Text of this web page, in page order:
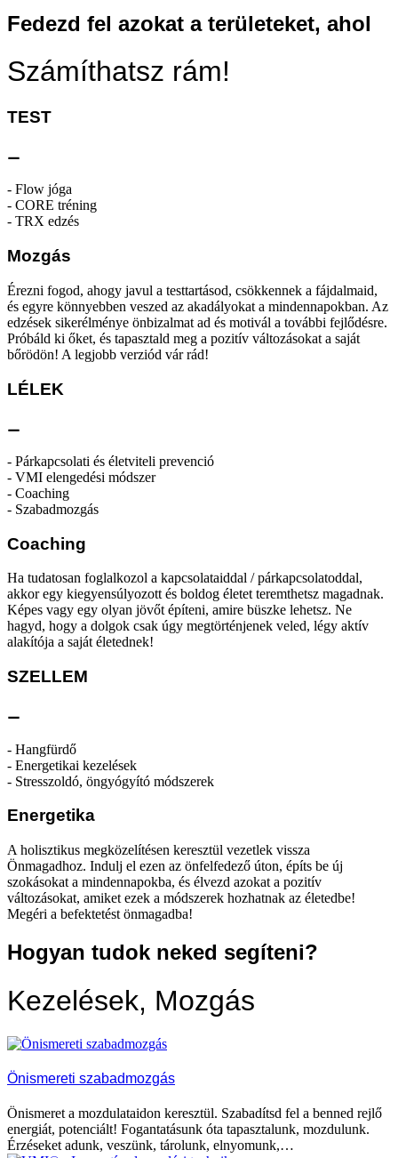
Fedezd fel azokat a területeket, ahol
Számíthatsz rám!
TEST
⚊
- Flow jóga
- CORE tréning
- TRX edzés
Mozgás
Érezni fogod, ahogy javul a testtartásod, csökkennek a fájdalmaid,
és egyre könnyebben veszed az akadályokat a mindennapokban. Az
edzések sikerélménye önbizalmat ad és motivál a további fejlődésre.
Próbáld ki őket, és tapasztald meg a pozitív változásokat a saját
bőrödön! A legjobb verziód vár rád!
LÉLEK
⚊
- Párkapcsolati és életviteli prevenció
- VMI elengedési módszer
- Coaching
- Szabadmozgás
Coaching
Ha tudatosan foglalkozol a kapcsolataiddal / párkapcsolatoddal,
akkor egy kiegyensúlyozott és boldog életet teremthetsz magadnak.
Képes vagy egy olyan jövőt építeni, amire büszke lehetsz. Ne
hagyd, hogy a dolgok csak úgy megtörténjenek veled, légy aktív
alakítója a saját életednek!
SZELLEM
⚊
- Hangfürdő
- Energetikai kezelések
- Stresszoldó, öngyógyító módszerek
Energetika
A holisztikus megközelítésen keresztül vezetlek vissza
Önmagadhoz. Indulj el ezen az önfelfedező úton, építs be új
szokásokat a mindennapokba, és élvezd azokat a pozitív
változásokat, amiket ezek a módszerek hozhatnak az életedbe!
Megéri a befektetést önmagadba!
Hogyan tudok neked segíteni?
Kezelések, Mozgás
Önismereti szabadmozgás
Önismeret a mozdulataidon keresztül. Szabadítsd fel a benned rejlő
energiát, potenciált! Fogantatásunk óta tapasztalunk, mozdulunk.
Érzéseket adunk, veszünk, tárolunk, elnyomunk,…